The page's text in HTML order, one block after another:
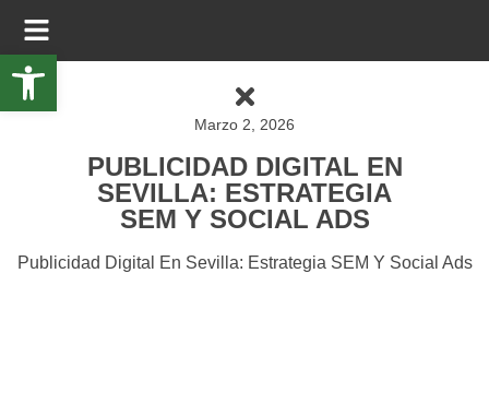
Marzo 2, 2026
PUBLICIDAD DIGITAL EN
SEVILLA: ESTRATEGIA
SEM Y SOCIAL ADS
Publicidad Digital En Sevilla: Estrategia SEM Y Social Ads
Abrir barra de herramientas